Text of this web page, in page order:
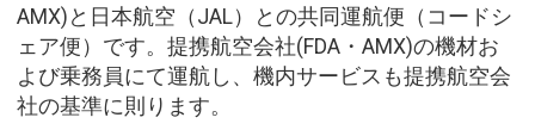
AMX)と日本航空（JAL）との共同運航便（コードシ
ェア便）です。提携航空会社(FDA・AMX)の機材お
よび乗務員にて運航し、機内サービスも提携航空会
社の基準に則ります。